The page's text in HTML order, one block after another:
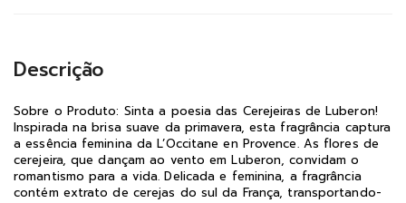
Descrição
Sobre o Produto: Sinta a poesia das Cerejeiras de Luberon!
Inspirada na brisa suave da primavera, esta fragrância captura
a essência feminina da L’Occitane en Provence. As flores de
cerejeira, que dançam ao vento em Luberon, convidam o
romantismo para a vida. Delicada e feminina, a fragrância
contém extrato de cerejas do sul da França, transportando-